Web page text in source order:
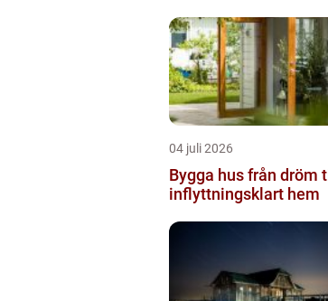
04 juli 2026
Bygga hus från dröm till
inflyttningsklart hem